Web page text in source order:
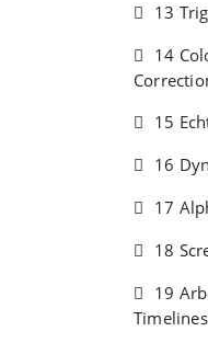
13
14
15
16
17
18
19
Timelines